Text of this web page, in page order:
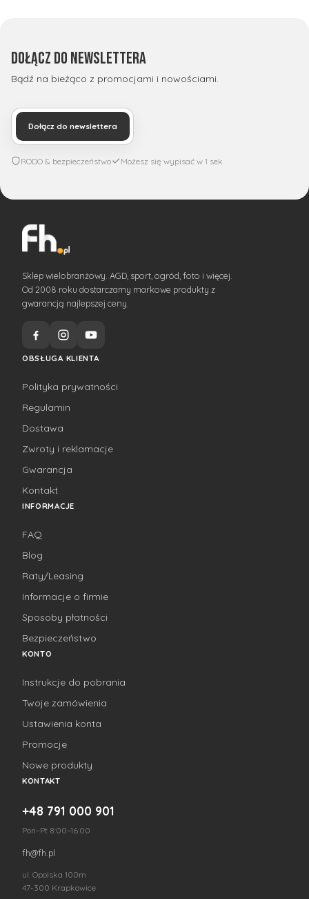
Dołącz do newslettera
Bądź na bieżąco z promocjami i nowościami.
Dołącz do newslettera
RODO & bezpieczeństwo Możesz się wypisać w 1 sek
Sklep wielobranżowy. AGD, sport, ogród, foto i więcej.
Od 2008 roku dostarczamy markowe produkty z
gwarancją najlepszej ceny.
OBSŁUGA KLIENTA
Polityka prywatności
Regulamin
Dostawa
Zwroty i reklamacje
Gwarancja
Kontakt
INFORMACJE
FAQ
Blog
Raty/Leasing
Informacje o firmie
Sposoby płatności
Bezpieczeństwo
KONTO
Instrukcje do pobrania
Twoje zamówienia
Ustawienia konta
Promocje
Nowe produkty
KONTAKT
+48 791 000 901
Pon–Pt 8:00–16:00
fh@fh.pl
ul. Opolska 100m
47-300 Krapkowice